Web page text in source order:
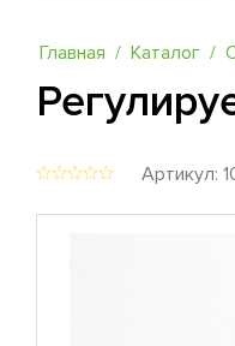
Главная Каталог
Артикул: